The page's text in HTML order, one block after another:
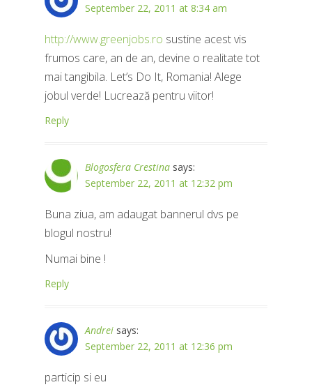
September 22, 2011 at 8:34 am
http://www.greenjobs.ro sustine acest vis
frumos care, an de an, devine o realitate tot
mai tangibila. Let’s Do It, Romania! Alege
jobul verde! Lucrează pentru viitor!
Reply
Blogosfera Crestina says:
September 22, 2011 at 12:32 pm
Buna ziua, am adaugat bannerul dvs pe
blogul nostru!
Numai bine !
Reply
Andrei says:
September 22, 2011 at 12:36 pm
particip si eu